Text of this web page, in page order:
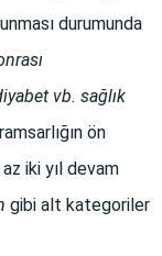
durumunda
vb. sağlık
ön
iki yıl devam
gibi alt kategoriler